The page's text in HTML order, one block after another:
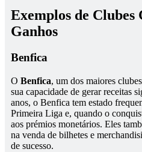
Exemplos de Clubes
Ganhos
Benfica
O Benfica, um dos maiores
sua capacidade de gerar receitas
anos, o Benfica tem estado
Primeira Liga e, quando o
aos prémios monetários. Eles
na venda de bilhetes e
de sucesso.